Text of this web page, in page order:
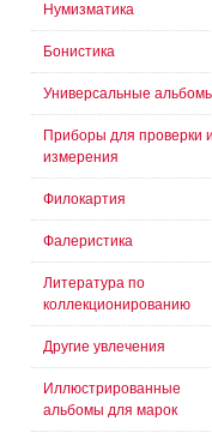
Нумизматика
Бонистика
Универсальные
Приборы для проверки и
измерения
Филокартия
Фалеристика
Литература по
коллекционированию
Другие увлечения
Иллюстрированные
альбомы для марок